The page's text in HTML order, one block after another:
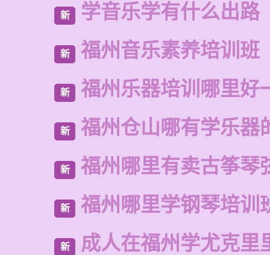
新 学音乐学有什么出路
新 福州音乐素养培训班
新 福州乐器培训哪里好
新 福州仓山哪有学乐器
新 福州哪里有卖古筝琴
新 福州哪里学钢琴培训
新 成人在福州学尤克里